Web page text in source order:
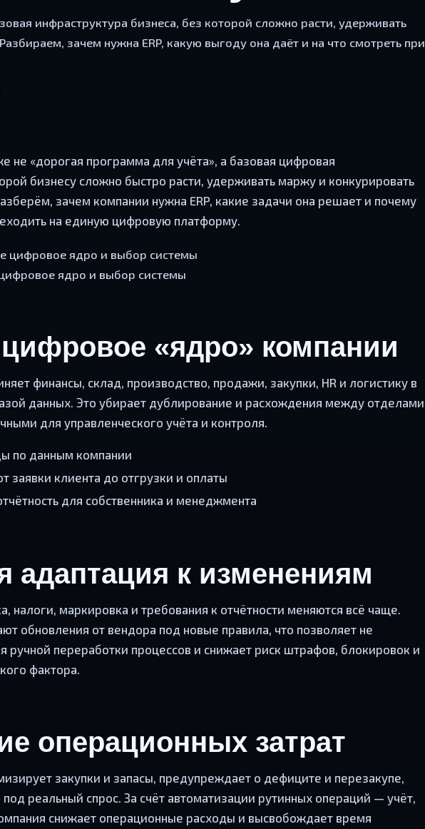
инфраструктура бизнеса, без которой сложно расти, удерживать
зачем нужна ERP, какую выгоду она даёт и на что смотреть при
не «дорогая программа для учёта», а базовая цифровая
бизнесу сложно быстро расти, удерживать маржу и конкурировать
зачем компании нужна ERP, какие задачи она решает и почему
на единую цифровую платформу.
ядро и выбор системы
«ядро» компании
финансы, склад, производство, продажи, закупки, HR и логистику в
данных. Это убирает дублирование и расхождения между отделами,
для управленческого учёта и контроля.
по данным компании
заявки клиента до отгрузки и оплаты
для собственника и менеджмента
адаптация к изменениям
налоги, маркировка и требования к отчётности меняются всё чаще.
обновления от вендора под новые правила, что позволяет не
ручной переработки процессов и снижает риск штрафов, блокировок и
фактора.
операционных затрат
закупки и запасы, предупреждает о дефиците и перезакупе,
реальный спрос. За счёт автоматизации рутинных операций — учёт,
снижает операционные расходы и высвобождает время